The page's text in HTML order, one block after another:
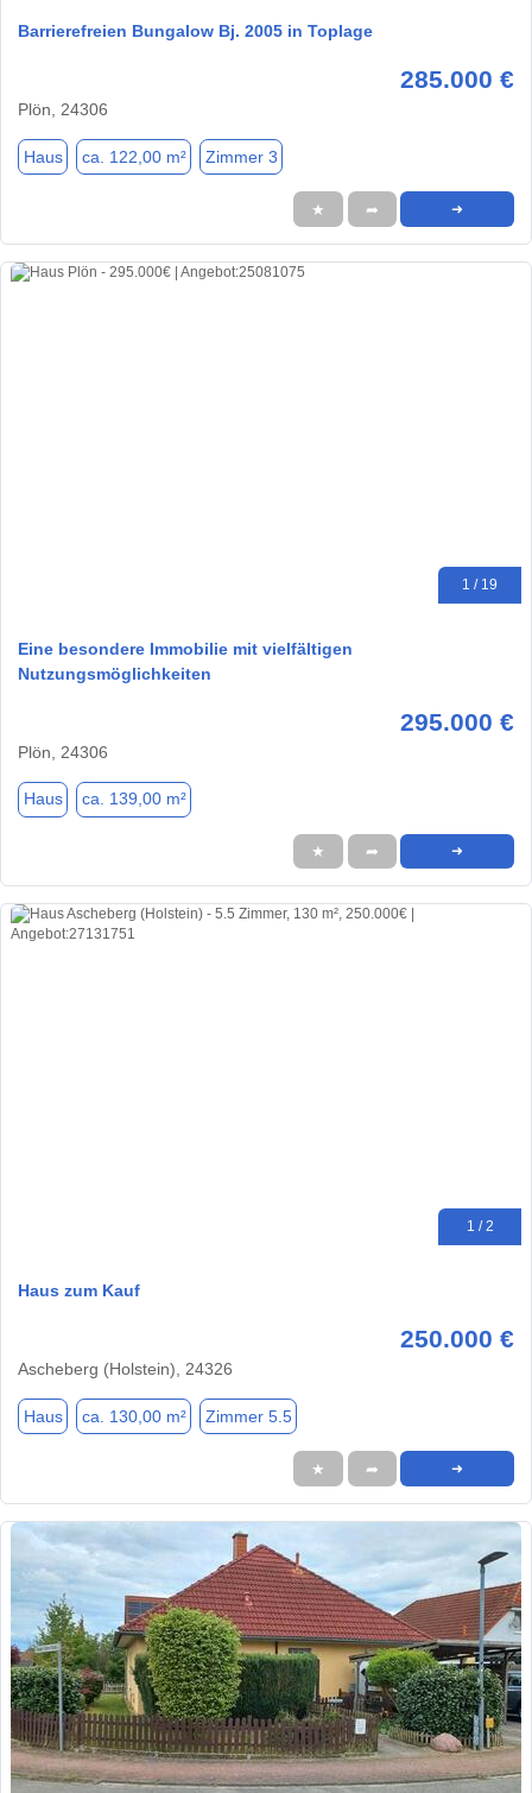
Barrierefreien Bungalow Bj. 2005 in Toplage
285.000 €
Plön, 24306
Haus ca. 122,00 m² Zimmer 3
★ ➦ ➜
1 / 19
Eine besondere Immobilie mit vielfältigen
Nutzungsmöglichkeiten
295.000 €
Plön, 24306
Haus ca. 139,00 m²
★ ➦ ➜
1 / 2
Haus zum Kauf
250.000 €
Ascheberg (Holstein), 24326
Haus ca. 130,00 m² Zimmer 5.5
★ ➦ ➜